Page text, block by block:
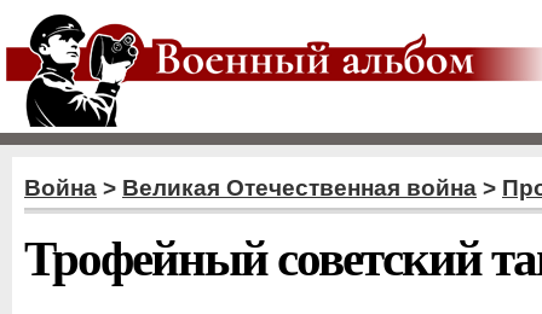
Война > Великая Отечественная война >
Трофейный советский